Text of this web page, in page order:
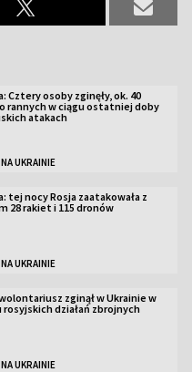
Cztery osoby zginęły, ok. 40
rannych w ciągu ostatniej doby
atakach
UKRAINIE
tej nocy Rosja zaatakowała z
28 rakiet i 115 dronów
UKRAINIE
zginął w Ukrainie w
rosyjskich działań zbrojnych
UKRAINIE